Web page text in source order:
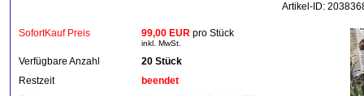
Artikel-ID:
SofortKauf Preis 99,00 EUR pro Stück
inkl. MwSt.
Verfügbare Anzahl
20 Stück
Restzeit
beendet